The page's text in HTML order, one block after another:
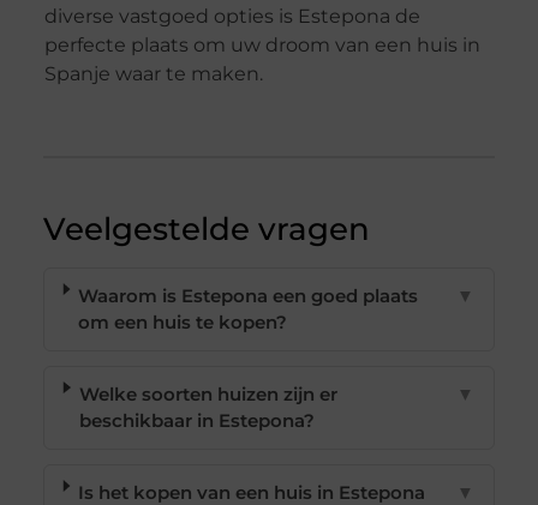
diverse vastgoed opties is Estepona de
perfecte plaats om uw droom van een huis in
Spanje waar te maken.
Veelgestelde vragen
Waarom is Estepona een goed plaats
om een huis te kopen?
▼
Welke soorten huizen zijn er
beschikbaar in Estepona?
▼
Is het kopen van een huis in Estepona
▼